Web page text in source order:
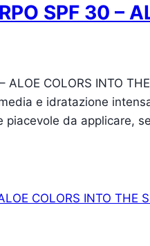
SPF 30 –
ALOE COLORS INTO
e idratazione
piacevole da applicare,